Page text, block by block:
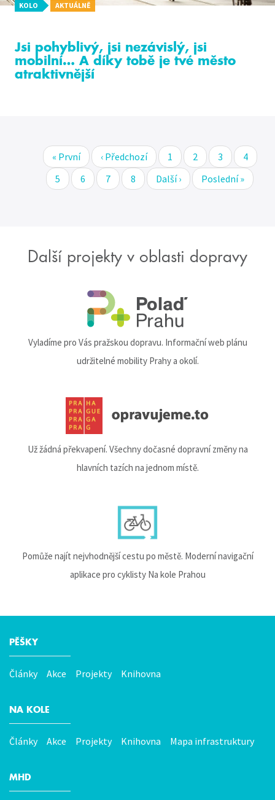
KOLO AKTUÁLNĚ
Jsi pohyblivý, jsi nezávislý, jsi
mobilní… A díky tobě je tvé město
atraktivnější
Pagination
First
page
« První
Předchozí
stránka
‹ Předchozí Stránka
1 Stránka
2 Stránka
3
4
Stránka
5 Stránka
6 Stránka
7 Stránka
8
Následující
stránka
Další ›
Poslední
stránka
Poslední »
Další projekty v oblasti dopravy
Vyladíme pro Vás pražskou dopravu. Informační web plánu
udržitelné mobility Prahy a okolí.
Už žádná překvapení. Všechny dočasné dopravní změny na
hlavních tazích na jednom místě.
Pomůže najít nejvhodnější cestu po městě. Moderní navigační
aplikace pro cyklisty Na kole Prahou
Hlavní
menu
PĚŠKY
Články Akce Projekty Knihovna
NA KOLE
Články Akce Projekty Knihovna Mapa infrastruktury
MHD